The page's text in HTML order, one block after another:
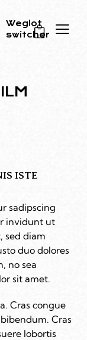
Weglot
switcher
0
ISTE
sadipscing
invidunt ut
sed diam
duo dolores
no sea
sit amet.
Cras congue
Cras
lobortis